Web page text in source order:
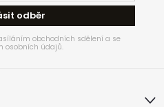
odběr
obchodních sdělení a se
osobních údajů.